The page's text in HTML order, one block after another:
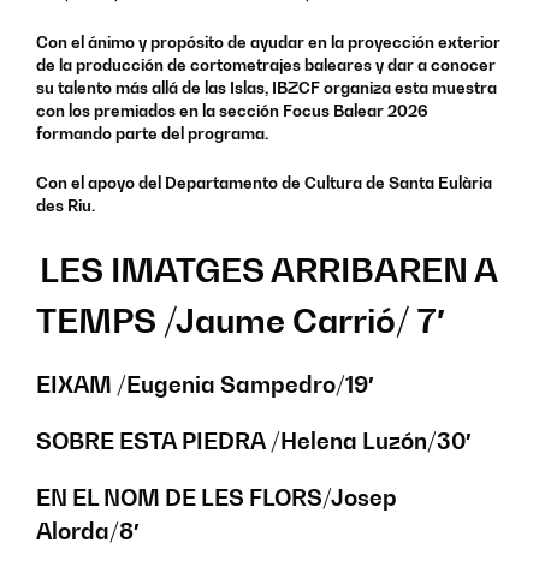
Con el ánimo y propósito de ayudar en la proyección exterior
de la producción de cortometrajes baleares y dar a conocer
su talento más allá de las Islas, IBZCF organiza esta muestra
con los premiados en la sección Focus Balear 2026
formando parte del programa.
Con el apoyo del Departamento de Cultura de Santa Eulària
des Riu.
LES IMATGES ARRIBAREN A
TEMPS /Jaume Carrió/ 7′
EIXAM /Eugenia Sampedro/19′
SOBRE ESTA PIEDRA /Helena Luzón/30′
EN EL NOM DE LES FLORS/Josep
Alorda/8′